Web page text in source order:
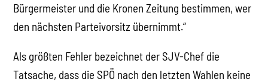
Bürgermeister und die Kronen Zeitung bestimmen, wer
den nächsten Parteivorsitz übernimmt.“
Als größten Fehler bezeichnet der SJV-Chef die
Tatsache, dass die SPÖ nach den letzten Wahlen keine